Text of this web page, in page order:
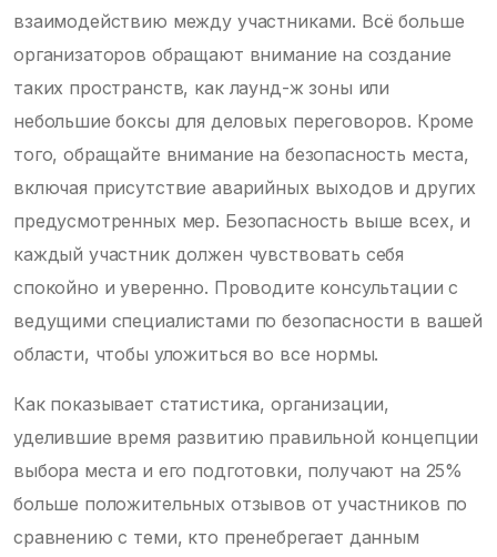
взаимодействию между участниками. Всё больше
организаторов обращают внимание на создание
таких пространств, как лаунд-ж зоны или
небольшие боксы для деловых переговоров. Кроме
того, обращайте внимание на безопасность места,
включая присутствие аварийных выходов и других
предусмотренных мер. Безопасность выше всех, и
каждый участник должен чувствовать себя
спокойно и уверенно. Проводите консультации с
ведущими специалистами по безопасности в вашей
области, чтобы уложиться во все нормы.
Как показывает статистика, организации,
уделившие время развитию правильной концепции
выбора места и его подготовки, получают на 25%
больше положительных отзывов от участников по
сравнению с теми, кто пренебрегает данным